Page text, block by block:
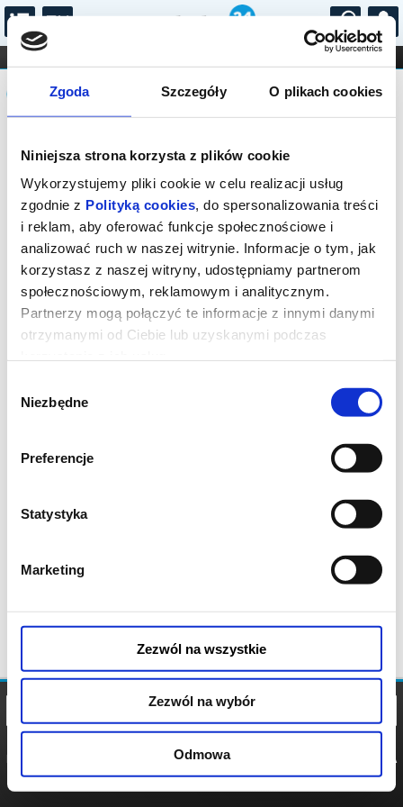
Zgoda Szczegóły O plikach cookies
Niniejsza strona korzysta z plików cookie
Wykorzystujemy pliki cookie w celu realizacji usług
zgodnie z Polityką cookies, do spersonalizowania treści
i reklam, aby oferować funkcje społecznościowe i
analizować ruch w naszej witrynie. Informacje o tym, jak
korzystasz z naszej witryny, udostępniamy partnerom
społecznościowym, reklamowym i analitycznym.
Partnerzy mogą połączyć te informacje z innymi danymi
otrzymanymi od Ciebie lub uzyskanymi podczas
zgody
Niezbędne
Preferencje
Statystyka
Marketing
Zezwól na wszystkie
Zezwól na wybór
Odmowa
...
FILHARMONIA OPERA I BALET
STAND-UP
DLA DZIECI
Komunikat
Sprzedaż biletów on-line na wydarzenie
została zakończona.
POLITYKA
POLITYKA